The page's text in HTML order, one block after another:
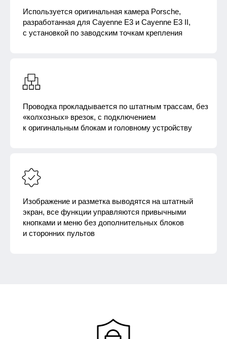
Используется оригинальная камера Porsche,
разработанная для Cayenne E3 и Cayenne E3 II,
с установкой по заводским точкам крепления​
Проводка прокладывается по штатным трассам, без
«колхозных» врезок, с подключением
к оригинальным блокам и головному устройству
Изображение и разметка выводятся на штатный
экран, все функции управляются привычными
кнопками и меню без дополнительных блоков
и сторонних пультов